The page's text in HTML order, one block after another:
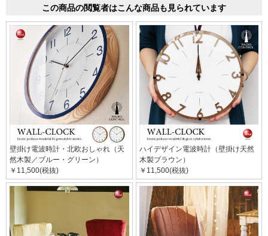
この商品の閲覧者はこんな商品も見られています
壁掛け電波時計・北欧おしゃれ（天
然木製／ブルー・グリーン）
￥11,500(税抜)
ハイデザイン電波時計（壁掛け天然
木製ブラウン）
￥11,500(税抜)